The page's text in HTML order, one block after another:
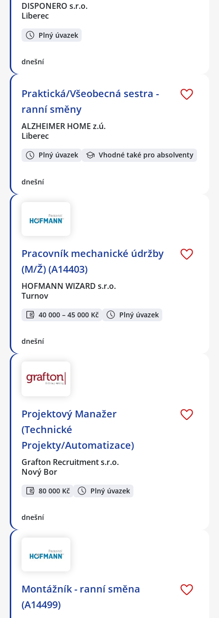
DISPONERO s.r.o.
Liberec
Plný úvazek
dnešní
Praktická/Všeobecná sestra -
ranní směny
ALZHEIMER HOME z.ú.
Liberec
Plný úvazek Vhodné také pro absolventy
dnešní
Pracovník mechanické údržby
(M/Ž) (A14403)
HOFMANN WIZARD s.r.o.
Turnov
40 000 – 45 000 Kč Plný úvazek
dnešní
Projektový Manažer
(Technické
Projekty/Automatizace)
Grafton Recruitment s.r.o.
Nový Bor
80 000 Kč Plný úvazek
dnešní
Montážník - ranní směna
(A14499)